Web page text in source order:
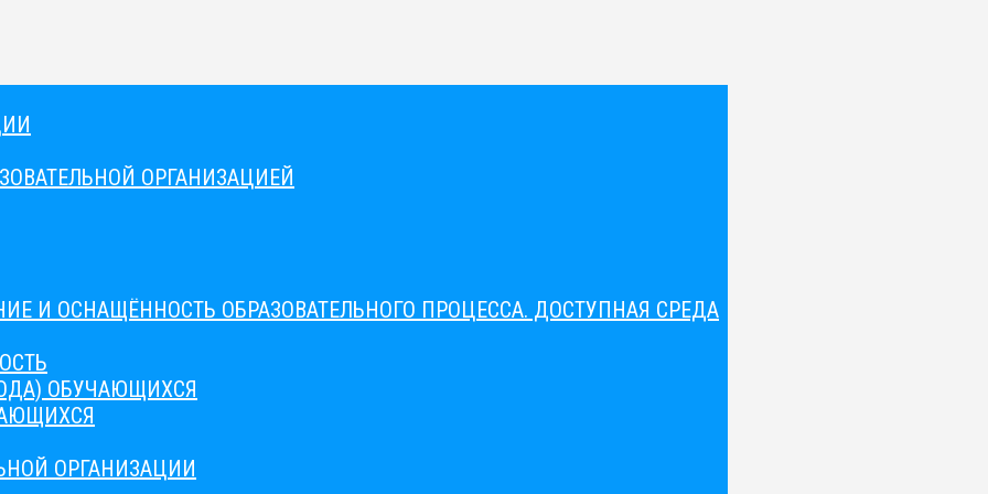
ОРГАНИЗАЦИЕЙ
И ОСНАЩЁННОСТЬ ОБРАЗОВАТЕЛЬНОГО ПРОЦЕССА. ДОСТУПНАЯ СРЕДА
ОБУЧАЮЩИХСЯ
ОРГАНИЗАЦИИ